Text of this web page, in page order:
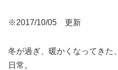
※2017/10/05 更新
冬が過ぎ、暖かくなってきた
日常。